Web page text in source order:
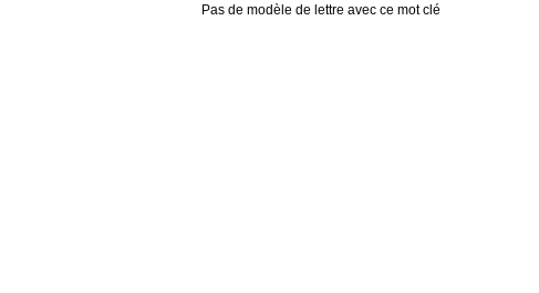
Pas de modèle de lettre avec ce mot clé